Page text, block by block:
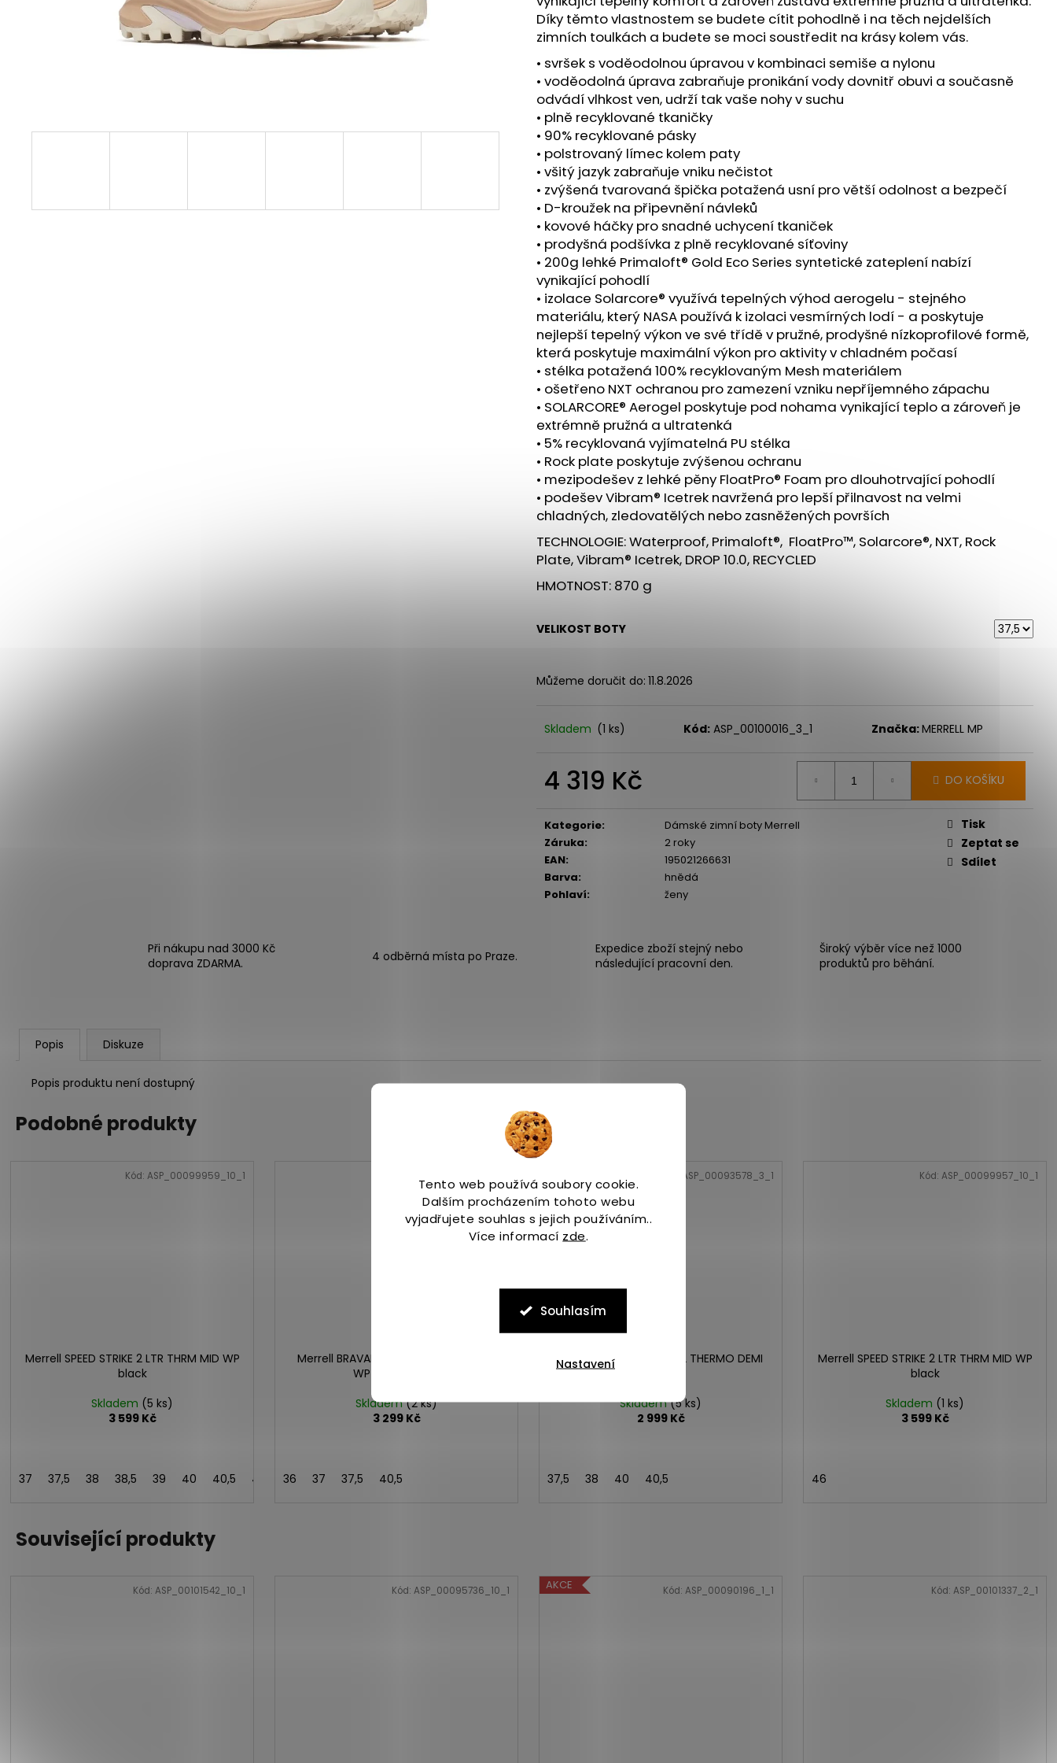
Tento web používá soubory cookie.
Dalším procházením tohoto webu
vyjadřujete souhlas s jejich používáním..
Více informací zde.
Souhlasím
Nastavení
Díky těmto vlastnostem se budete cítit pohodlně i na těch nejdelších
zimních toulkách a budete se moci soustředit na krásy kolem vás.
• svršek s voděodolnou úpravou v kombinaci semiše a nylonu
• voděodolná úprava zabraňuje pronikání vody dovnitř obuvi a současně
odvádí vlhkost ven, udrží tak vaše nohy v suchu
• plně recyklované tkaničky
• 90% recyklované pásky
• polstrovaný límec kolem paty
• všitý jazyk zabraňuje vniku nečistot
• zvýšená tvarovaná špička potažená usní pro větší odolnost a bezpečí
• D-kroužek na připevnění návleků
• kovové háčky pro snadné uchycení tkaniček
• prodyšná podšívka z plně recyklované síťoviny
• 200g lehké Primaloft® Gold Eco Series syntetické zateplení nabízí
vynikající pohodlí
• izolace Solarcore® využívá tepelných výhod aerogelu - stejného
materiálu, který NASA používá k izolaci vesmírných lodí - a poskytuje
nejlepší tepelný výkon ve své třídě v pružné, prodyšné nízkoprofilové formě,
která poskytuje maximální výkon pro aktivity v chladném počasí
• stélka potažená 100% recyklovaným Mesh materiálem
• ošetřeno NXT ochranou pro zamezení vzniku nepříjemného zápachu
• SOLARCORE® Aerogel poskytuje pod nohama vynikající teplo a zároveň je
extrémně pružná a ultratenká
• 5% recyklovaná vyjímatelná PU stélka
• Rock plate poskytuje zvýšenou ochranu
• mezipodešev z lehké pěny FloatPro® Foam pro dlouhotrvající pohodlí
• podešev Vibram® Icetrek navržená pro lepší přilnavost na velmi
chladných, zledovatělých nebo zasněžených površích
TECHNOLOGIE: Waterproof, Primaloft®, FloatPro™, Solarcore®, NXT, Rock
Plate, Vibram® Icetrek, DROP 10.0, RECYCLED
HMOTNOST: 870 g
VELIKOST BOTY
Můžeme doručit do: 11.8.2026
Skladem (1 ks) Kód: ASP_00100016_3_1 Značka:MERRELL MP
4 319 Kč DO KOŠÍKU
Kategorie:
Dámské zimní boty Merrell
Záruka:
2 roky
EAN:
195021266631
Barva:
hnědá
Pohlaví: ženy
Tisk
Zeptat se
Sdílet
Při nákupu nad 3000 Kč
doprava ZDARMA.
4 odběrná místa po Praze.
Expedice zboží stejný nebo
následující pracovní den.
Široký výběr více než 1000
produktů pro běhání.
Popis Diskuze
Popis produktu není dostupný
Podobné produkty
Merrell SPEED STRIKE 2 LTR THRM MID WP
black
Skladem (5 ks)
3 599 Kč
37 37,5 38 38,5 39 40 40,5 41 42 42,5
Kód: ASP_00099959_10_1
Merrell BRAVADA EDGE 2 THERMO MID
WP black/arona
Skladem(2 ks)
3 299 Kč
36 37 37,5 40,5
Merrell BRAVADA EDGE 2 THERMO DEMI
Skladem(5 ks)
2 999 Kč
37,5 38 40 40,5
ASP_00093578_3_1
Merrell SPEED STRIKE 2 LTR THRM MID WP
black
Skladem (1 ks)
3 599 Kč
46
Kód: ASP_00099957_10_1
Související produkty
Kód: ASP_00101542_10_1 Kód: ASP_00095736_10_1 AKCE Kód: ASP_00090196_1_1 Kód: ASP_00101337_2_1
SAUCONY ENDORPHIN AZURA
VIZIRED/BLACK
3 999 Kč
BOTY CRAFT CTM ULTRA TRAIL - ŠEDÁ
1 599 Kč
Původně:1 990 Kč
SAUCONY XODUS ULTRA 3 BLACK/DUSK
2 999 Kč
Původně:4 299 Kč